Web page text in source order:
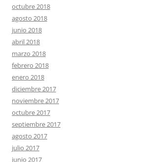
octubre 2018
agosto 2018
junio 2018
abril 2018
marzo 2018
febrero 2018
enero 2018
diciembre 2017
noviembre 2017
octubre 2017
septiembre 2017
agosto 2017
julio 2017
junio 2017